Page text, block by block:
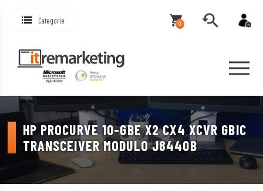
Categorie 0
HP PROCURVE 10-GBE X2 CX4 XCVR GBIC
TRANSCEIVER MODULO J8440B